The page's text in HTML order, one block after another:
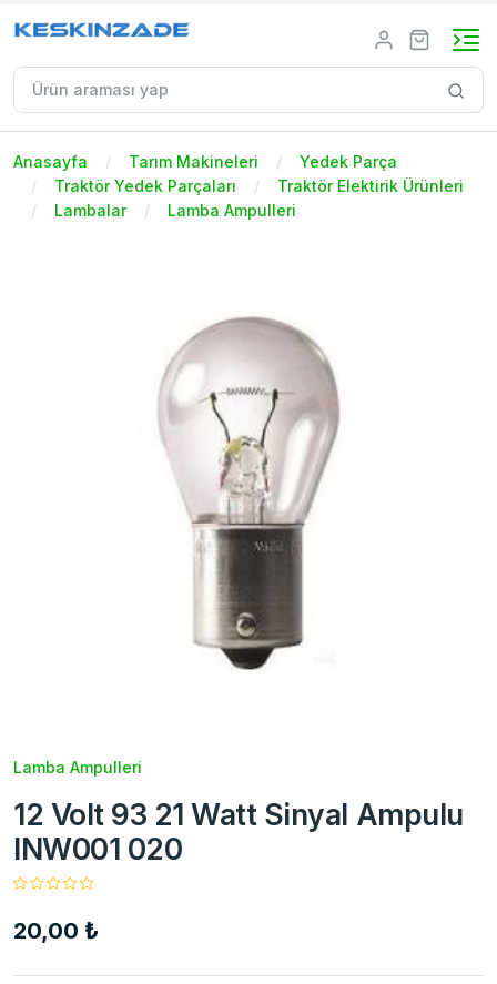
Anasayfa Tarım Makineleri
Yedek Parça
Traktör Yedek Parçaları
Traktör Elektirik Ürünleri
Lambalar
Lamba Ampulleri
Lamba Ampulleri
12 Volt 93 21 Watt Sinyal Ampulu
INW001 020
20,00 ₺